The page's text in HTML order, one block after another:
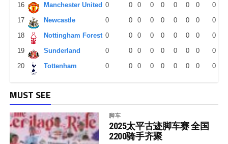
16
Manchester United 0 0 0 0 0 0 0 0
0
17
Newcastle 0 0 0 0 0 0 0 0
0
18
Nottingham Forest 0 0 0 0 0 0 0 0
0
19
Sunderland 0 0 0 0 0 0 0 0
0
20
Tottenham 0 0 0 0 0 0 0 0 0
MUST SEE
脚车
2025太平古迹脚车赛 全国
2200骑手齐聚